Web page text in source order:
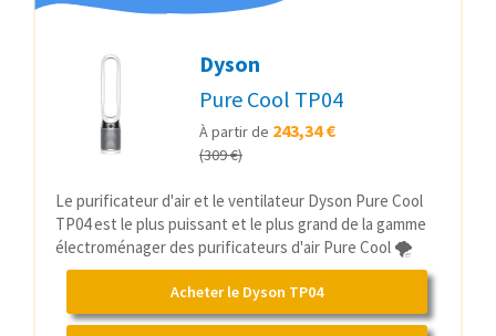
Dyson
Pure Cool TP04
À partir de 243,34 €
(309 €)
Le purificateur d'air et le ventilateur Dyson Pure Cool
TP04 est le plus puissant et le plus grand de la gamme
électroménager des purificateurs d'air Pure Cool 🌪️
Acheter le Dyson TP04